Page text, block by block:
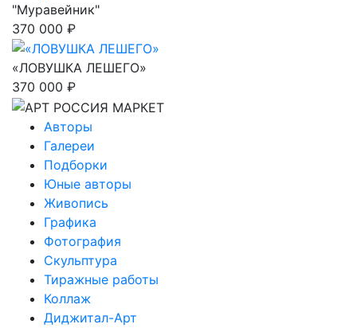
"Муравейник"
370 000 ₽
«ЛОВУШКА ЛЕШЕГО»
370 000 ₽
Авторы
Галереи
Подборки
Юные авторы
Живопись
Графика
Фотография
Скульптура
Тиражные работы
Коллаж
Диджитал-Арт